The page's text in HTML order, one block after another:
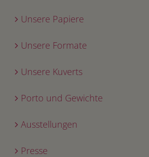
Unsere Papiere
Unsere Formate
Unsere Kuverts
Porto und Gewichte
Ausstellungen
Presse